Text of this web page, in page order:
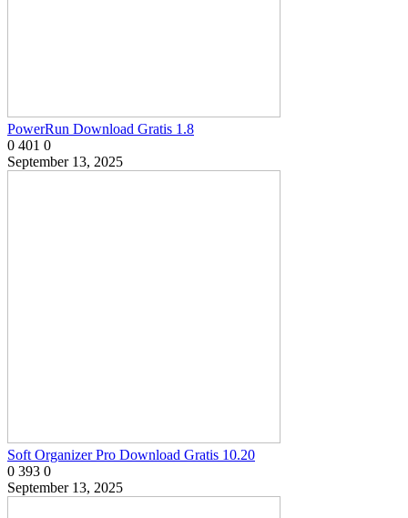
PowerRun Download Gratis 1.8
0 401 0
September 13, 2025
Soft Organizer Pro Download Gratis 10.20
0 393 0
September 13, 2025